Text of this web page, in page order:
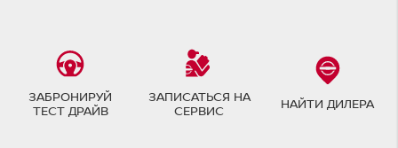
ЗАБРОНИРУЙ
ТЕСТ ДРАЙВ
ЗАПИСАТЬСЯ НА
СЕРВИС
НАЙТИ ДИЛЕРА